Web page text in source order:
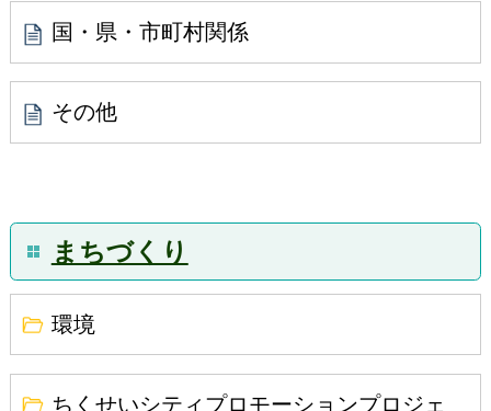
国・県・市町村関係
その他
まちづくり
環境
ちくせいシティプロモーションプロジェ